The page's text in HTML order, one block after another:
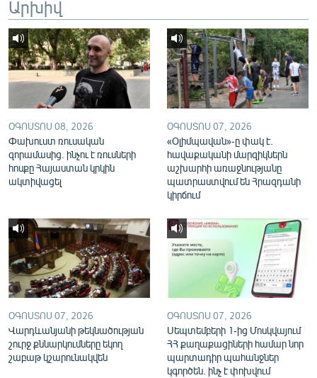
English
Русский
ՀԵՏԵՎԵՔ ՄԵԶ
«Ազատության» բոլոր կայքերը
Արխիվ
ՕԳՈՍՏՈՍ 08, 2026
Փախուստ ռուսական
զորամասից. ինչու է ռուսների
հոսքը Հայաստան կրկին
ակտիվացել
ՕԳՈՍՏՈՍ 07, 2026
«Օլիմպավան»-ը փակ է.
հավաքականի մարզիկներն
աշխարհի առաջնությանը
պատրաստվում են Հրազդանի
կիրճում
ՕԳՈՍՏՈՍ 07, 2026
Վարդևանյանի թեկնածության
շուրջ քննարկումները եկող
շաբաթ կշարունակվեն
ՕԳՈՍՏՈՍ 07, 2026
Սեպտեմբերի 1-ից Մոսկվայում
ՀՀ քաղաքացիների համար նոր
պարտադիր պահանջներ
կգործեն. ինչ է փոխվում